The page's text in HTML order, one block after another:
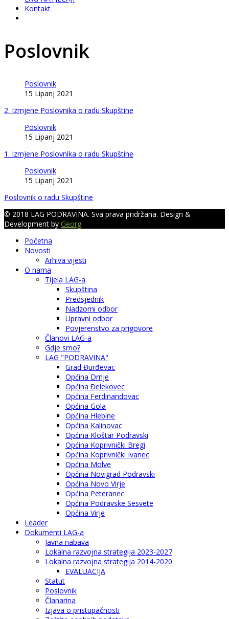
Kontakt
Poslovnik
Poslovnik
15 Lipanj 2021
2. Izmjene Poslovnika o radu Skupštine
Poslovnik
15 Lipanj 2021
1. Izmjene Poslovnika o radu Skupštine
Poslovnik
15 Lipanj 2021
Poslovnik o radu Skupštine
© 2018 LAG PODRAVINA. Sva prava pridržana. Design &
Development by Georg
Početna
Novosti
Arhiva vijesti
O nama
Tijela LAG-a
Skupština
Predsjednik
Nadzorni odbor
Upravni odbor
Povjerenstvo za prigovore
Članovi LAG-a
Gdje smo?
LAG "PODRAVINA"
Grad Đurđevac
Općina Drnje
Općina Đelekovec
Općina Ferdinandovac
Općina Gola
Općina Hlebine
Općina Kalinovac
Općina Kloštar Podravski
Općina Koprivnički Bregi
Općina Koprivnički Ivanec
Općina Molve
Općina Novigrad Podravski
Općina Novo Virje
Općina Peteranec
Općina Podravske Sesvete
Općina Virje
Leader
Dokumenti LAG-a
Javna nabava
Lokalna razvojna strategija 2023-2027
Lokalna razvojna strategija 2014-2020
EVALUACIJA
Statut
Poslovnik
Članarina
Izjava o pristupačnosti